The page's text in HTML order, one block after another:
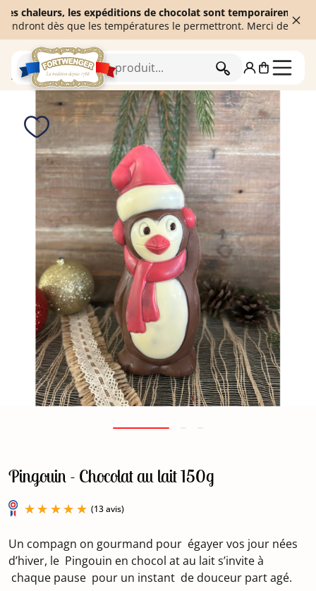
les expéditions de chocolat sont temporairement
dès que les températures le permettront. Merci de votre
RECHERCHER
Accueil
Pingouin - Chocolat au lait 150g
Un compagn on gourmand pour égayer vos jour nées
d’hiver, le Pingouin en chocol at au lait s’invite à
chaque pause pour un instant de douceur part agé.